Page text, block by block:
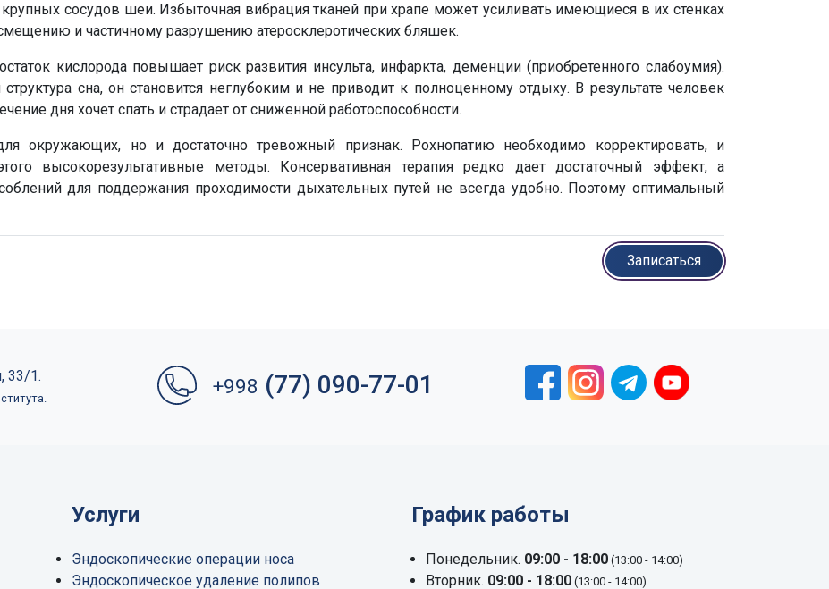
крупных сосудов шеи. Избыточная вибрация тканей при храпе может усиливать имеющиеся в их стенках
и частичному разрушению атеросклеротических бляшек.
кислорода повышает риск развития инсульта, инфаркта, деменции (приобретенного слабоумия).
сна, он становится неглубоким и не приводит к полноценному отдыху. В результате человек
дня хочет спать и страдает от сниженной работоспособности.
окружающих, но и достаточно тревожный признак. Рохнопатию необходимо корректировать, и
высокорезультативные методы. Консервативная терапия редко дает достаточный эффект, а
для поддержания проходимости дыхательных путей не всегда удобно. Поэтому оптимальный
Записаться
33/1. +998 (77) 090-77-01
Услуги
Эндоскопические операции носа
Эндоскопическое удаление полипов
График работы
Понедельник. 09:00 - 18:00 (13:00 - 14:00)
Вторник. 09:00 - 18:00 (13:00 - 14:00)